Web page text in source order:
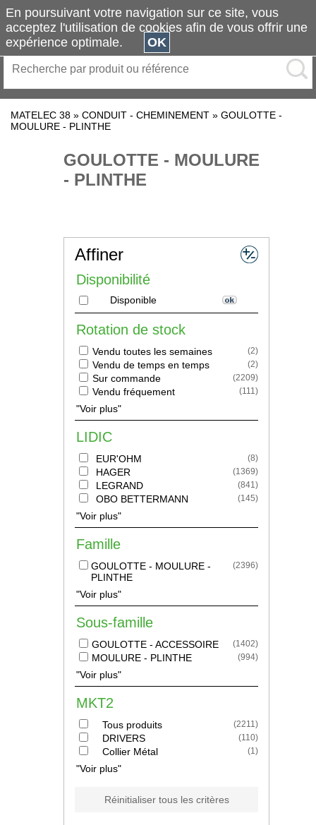
MATELEC 38 » CONDUIT - CHEMINEMENT » GOULOTTE -
MOULURE - PLINTHE
GOULOTTE - MOULURE
- PLINTHE
Affiner
Disponibilité
Disponible
Rotation de stock
Vendu toutes les semaines (2)
Vendu de temps en temps (2)
Sur commande (2209)
Vendu fréquement (111)
"Voir plus"
LIDIC
EUR'OHM (8)
HAGER (1369)
LEGRAND (841)
OBO BETTERMANN (145)
"Voir plus"
Famille
GOULOTTE - MOULURE -
PLINTHE
(2396)
"Voir plus"
Sous-famille
GOULOTTE - ACCESSOIRE (1402)
MOULURE - PLINTHE (994)
"Voir plus"
MKT2
Tous produits (2211)
DRIVERS (110)
Collier Métal (1)
"Voir plus"
Réinitialiser tous les critères
En poursuivant votre navigation sur ce site, vous
acceptez l'utilisation de cookies afin de vous offrir une
expérience optimale.
OK